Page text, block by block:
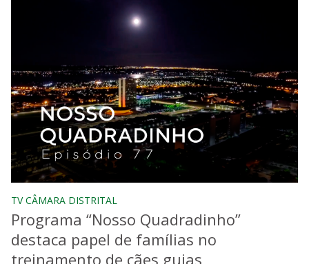
TV CÂMARA DISTRITAL
Programa “Nosso Quadradinho”
destaca papel de famílias no
treinamento de cães guias